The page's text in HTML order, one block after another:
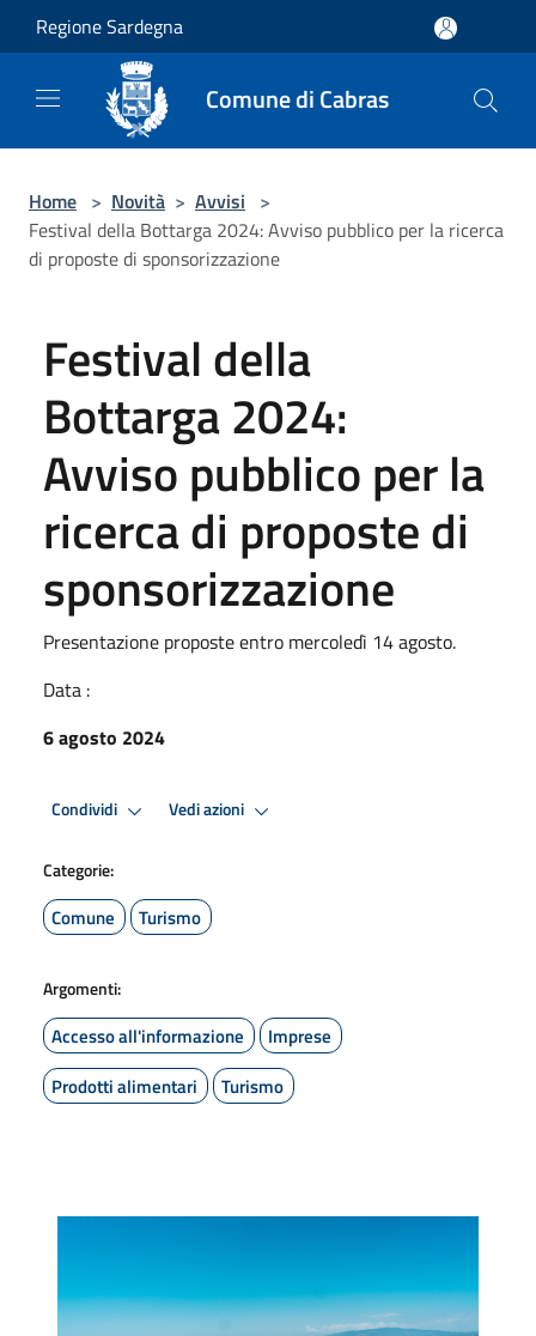
Salta al contenuto principale
Regione Sardegna
Comune di Cabras
Home > Novità > Avvisi >
Festival della Bottarga 2024: Avviso pubblico per la ricerca
di proposte di sponsorizzazione
Festival della
Bottarga 2024:
Avviso pubblico per la
ricerca di proposte di
sponsorizzazione
Presentazione proposte entro mercoledì 14 agosto.
Data :
6 agosto 2024
Condividi Vedi azioni
Categorie:
Comune Turismo
Argomenti:
Accesso all'informazione
Imprese
Prodotti alimentari
Turismo